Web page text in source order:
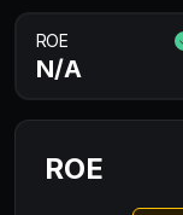
ROE
N/A
ROE